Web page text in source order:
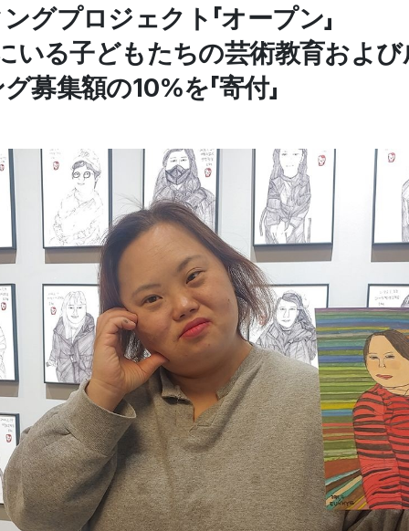
グプロジェクト「オープン」
いる子どもたちの芸術教育およ
募集額の10%を「寄付」